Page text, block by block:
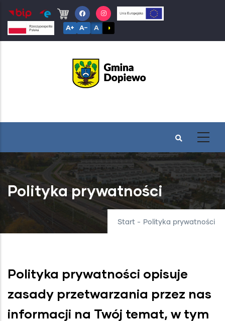
Przejdź
do
treści
A+ A− A ◑
Polityka prywatności
Start - Polityka prywatności
Polityka prywatności opisuje
zasady przetwarzania przez nas
informacji na Twój temat, w tym